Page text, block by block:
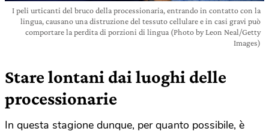
I peli urticanti del bruco della processionaria, entrando in contatto con la
lingua, causano una distruzione del tessuto cellulare e in casi gravi può
comportare la perdita di porzioni di lingua (Photo by Leon Neal/Getty
Images)
Stare lontani dai luoghi delle
processionarie
In questa stagione dunque, per quanto possibile, è